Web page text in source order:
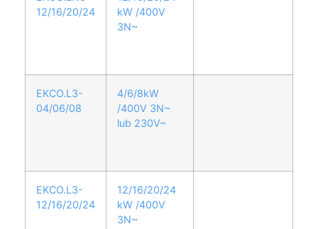
12/16/20/24
kW /400V
3N~
EKCO.L3-
04/06/08
4/6/8kW
/400V 3N~
lub 230V~
EKCO.L3-
12/16/20/24
12/16/20/24
kW /400V
3N~